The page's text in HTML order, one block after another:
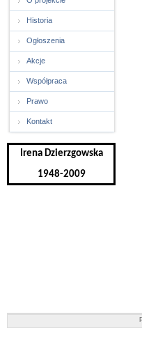
Historia
Ogłoszenia
Akcje
Współpraca
Prawo
Kontakt
Irena Dzierzgowska
1948-2009